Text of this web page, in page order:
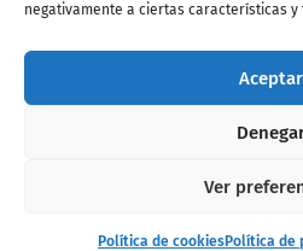
negativamente a ciertas características y
Aceptar
Ver
Política de cookiesPolítica de
¿Te ha
la noticia?